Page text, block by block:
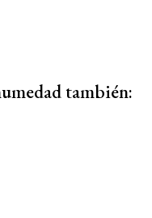
también: